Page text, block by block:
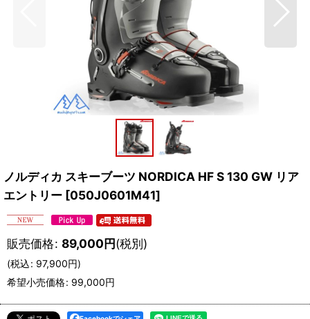
ノルディカ スキーブーツ NORDICA HF S 130 GW リア
エントリー [050J0601M41]
販売価格: 89,000円(税別)
(税込: 97,900円)
希望小売価格: 99,000円